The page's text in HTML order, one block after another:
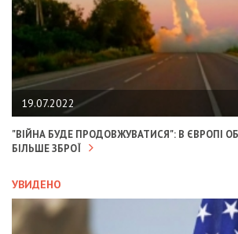
19.07.2022
"ВІЙНА БУДЕ ПРОДОВЖУВАТИСЯ": В ЄВРОПІ
БІЛЬШЕ ЗБРОЇ
УВИДЕНО